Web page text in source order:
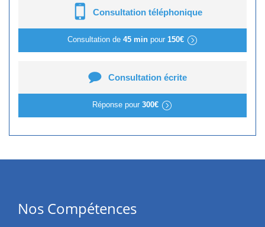
Consultation téléphonique
Consultation de 45 minpour 150€
Consultation écrite
Réponse pour 300€
Nos Compétences